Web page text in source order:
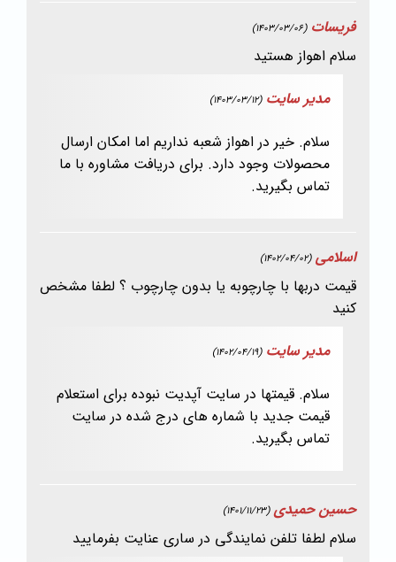
فریسات (1403/03/06)
سلام اهواز هستید
مدیر سایت (1403/03/12)
سلام. خیر در اهواز شعبه نداریم اما امکان ارسال
محصولات وجود دارد. برای دریافت مشاوره با ما
تماس بگیرید.
اسلامی (1402/04/02)
قیمت دربها با چارچوبه یا بدون چارچوب ؟ لطفا مشخص
کنید
مدیر سایت (1402/04/19)
سلام. قیمتها در سایت آپدیت نبوده برای استعلام
قیمت جدید با شماره های درج شده در سایت
تماس بگیرید.
حسین حمیدی (1401/11/23)
سلام لطفا تلفن نمایندگی در ساری عنایت بفرمایید